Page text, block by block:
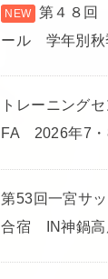
第４８回
ール 学年別秋
トレーニング
FA 2026年7
第53回一宮サ
合宿 IN神鍋高